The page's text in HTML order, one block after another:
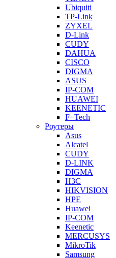
Ubiquiti
TP-Link
ZYXEL
D-Link
CUDY
DAHUA
CISCO
DIGMA
ASUS
IP-COM
HUAWEI
KEENETIC
F+Tech
Роутеры
Asus
Alcatel
CUDY
D-LINK
DIGMA
H3C
HIKVISION
HPE
Huawei
IP-COM
Keenetic
MERCUSYS
MikroTik
Samsung